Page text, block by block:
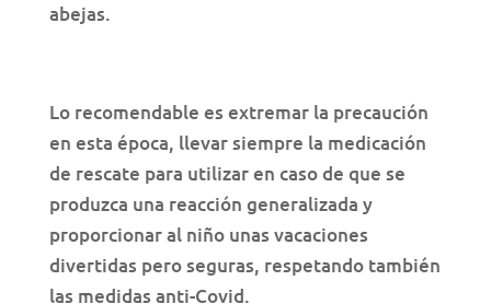
abejas.
Lo recomendable es extremar la precaución
en esta época, llevar siempre la medicación
de rescate para utilizar en caso de que se
produzca una reacción generalizada y
proporcionar al niño unas vacaciones
divertidas pero seguras, respetando también
las medidas anti-Covid.